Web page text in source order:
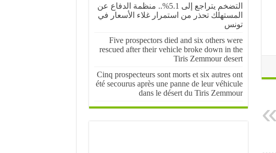
التضخم يتراجع إلى 5.1%.. منظمة الدفاع عن
المستهلك تحذر من استمرار غلاء الأسعار في
تونس
Five prospectors died and six others were
rescued after their vehicle broke down in the
Tiris Zemmour desert
Cinq prospecteurs sont morts et six autres ont
été secourus après une panne de leur véhicule
dans le désert du Tiris Zemmour